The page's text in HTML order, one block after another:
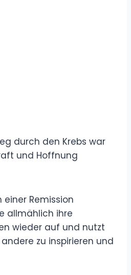
durch den Krebs war
und Hoffnung
einer Remission
allmählich ihre
wieder auf und nutzt
zu inspirieren und